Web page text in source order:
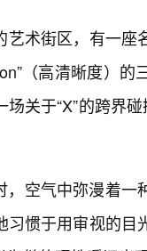
艺术街区，有一座
（高清晰度）
场关于“X”的跨
，空气中弥漫着
习惯于用审视的